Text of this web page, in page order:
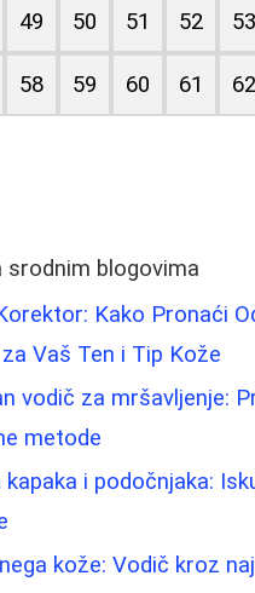
49 50 51 52 53
58 59 60 61 62
srodnim blogovima
Kako Pronaći
Vaš Ten i Tip Kože
vodič za mršavljenje:
metode
kapaka i podočnjaka:
kože: Vodič kroz